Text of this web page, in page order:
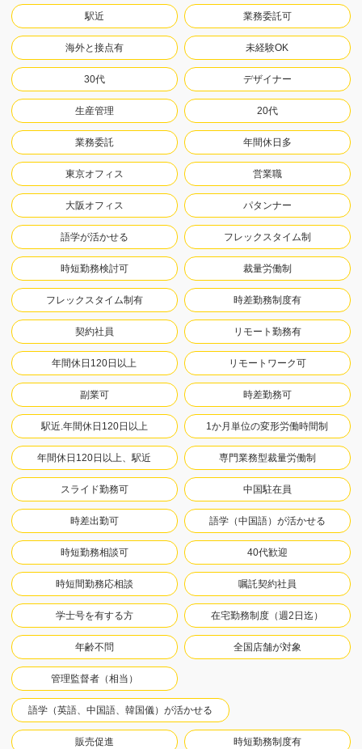
駅近 業務委託可
海外と接点有 未経験OK
30代 デザイナー
生産管理 20代
業務委託 年間休日多
東京オフィス 営業職
大阪オフィス パタンナー
語学が活かせる フレックスタイム制
時短勤務検討可 裁量労働制
フレックスタイム制有 時差勤務制度有
契約社員 リモート勤務有
年間休日120日以上 リモートワーク可
副業可 時差勤務可
駅近.年間休日120日以上 1か月単位の変形労働時間制
年間休日120日以上、駅近 専門業務型裁量労働制
スライド勤務可 中国駐在員
時差出勤可 語学（中国語）が活かせる
時短勤務相談可 40代歓迎
時短間勤務応相談 嘱託契約社員
学士号を有する方 在宅勤務制度（週2日迄）
年齢不問 全国店舗が対象
管理監督者（相当）
語学（英語、中国語、韓国儀）が活かせる
販売促進 時短勤務制度有